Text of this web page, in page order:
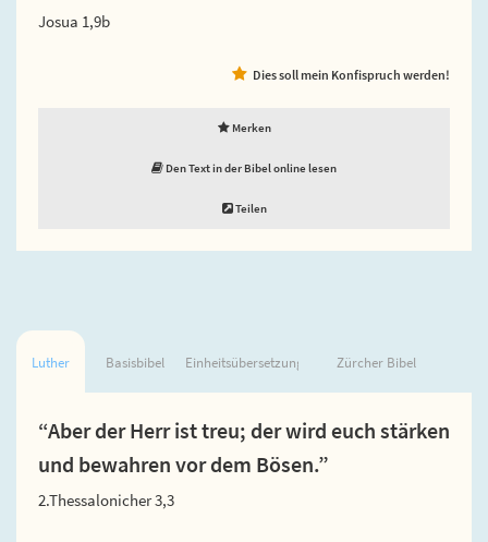
Josua 1,9b
Dies soll mein Konfispruch werden!
Merken
Den Text in der Bibel online lesen
Teilen
Luther Basisbibel Einheitsübersetzung Zürcher Bibel
“Aber der Herr ist treu; der wird euch stärken
und bewahren vor dem Bösen.”
2.Thessalonicher 3,3